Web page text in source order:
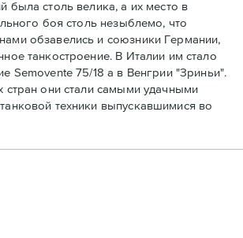
была столь велика, а их место в
боя столь незыблемо, что
обзавелись и союзники Германии,
танкостроение. В Италии им стало
Semovente 75/18 а в Венгрии "Зриньи".
стран они стали самыми удачными
техники выпускавшимися во